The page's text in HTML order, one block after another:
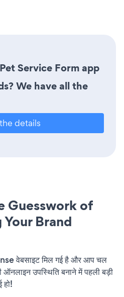
Service Form app
We have all the
details
Guesswork of
Brand
वेबसाइट मिल गई है और आप चल
उपस्थिति बनाने में पहली बड़ी
हो!